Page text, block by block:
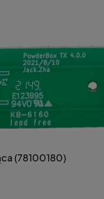
(78100180)